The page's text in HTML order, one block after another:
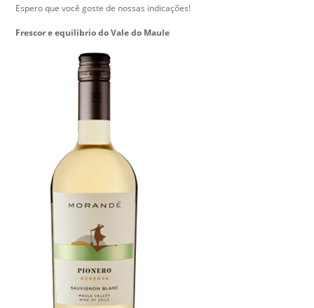
Espero que você goste de nossas indicações!
Frescor e equilibrio do Vale do Maule